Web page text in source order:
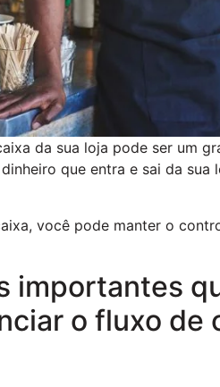
da sua loja pode ser um
que entra e sai da sua
você pode manter o
importantes
o fluxo de